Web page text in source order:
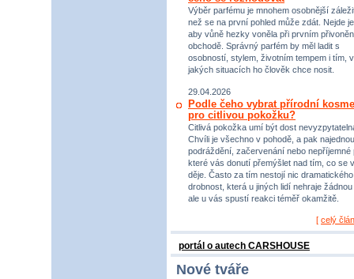
Výběr parfému je mnohem osobnější
než se na první pohled může zdát. Nejde
aby vůně hezky voněla při prvním
obchodě. Správný parfém by měl ladit s
osobností, stylem, životním tempem i tím, v
jakých situacích ho člověk chce nosit.
29.04.2026
Podle čeho vybrat přírodní
pro citlivou pokožku?
Citlivá pokožka umí být dost
Chvíli je všechno v pohodě, a pak
podráždění, začervenání nebo nepříjemné
které vás donutí přemýšlet nad tím, co se
děje. Často za tím nestojí nic
drobnost, která u jiných lidí nehraje žádnou
ale u vás spustí reakci téměř okamžitě.
[ celý
portál o autech CARSHOUSE
Nové tváře